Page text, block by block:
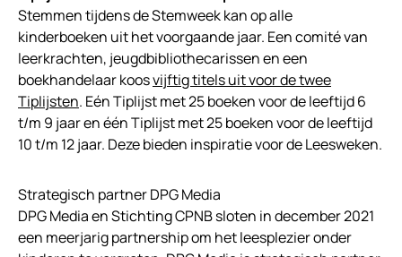
Stemmen tijdens de Stemweek kan op alle
kinderboeken uit het voorgaande jaar. Een comité van
leerkrachten, jeugdbibliothecarissen en een
boekhandelaar koosvijftig titels uit voor de twee
Tiplijsten. Eén Tiplijst met 25 boeken voor de leeftijd 6
t/m 9 jaar en één Tiplijst met 25 boeken voor de leeftijd
10 t/m 12 jaar. Deze bieden inspiratie voor de Leesweken.
Strategisch partner DPG Media
DPG Media en Stichting CPNB sloten in december 2021
een meerjarig partnership om het leesplezier onder